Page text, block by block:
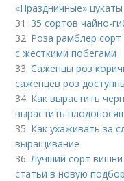
«Праздничные»
31. 35 сортов чайно-
32. Роза рамблер
с жесткими побегами
33.Саженцы роз
саженцев роз
34. Как вырастить
вырастить
35. Как ухаживать за
выращивание
36.Лучший сорт
статьи в новую